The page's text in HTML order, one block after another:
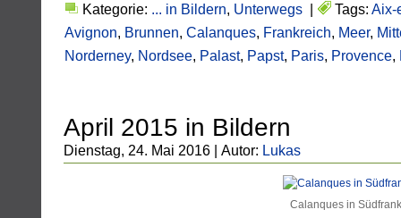
Kategorie: ... in Bildern, Unterwegs | Tags: Aix-
Avignon, Brunnen, Calanques, Frankreich, Meer,
Norderney, Nordsee, Palast, Papst, Paris, Provence,
April 2015 in Bildern
Dienstag, 24. Mai 2016 | Autor: Lukas
Calanques in